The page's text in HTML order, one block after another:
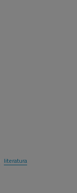
literatura